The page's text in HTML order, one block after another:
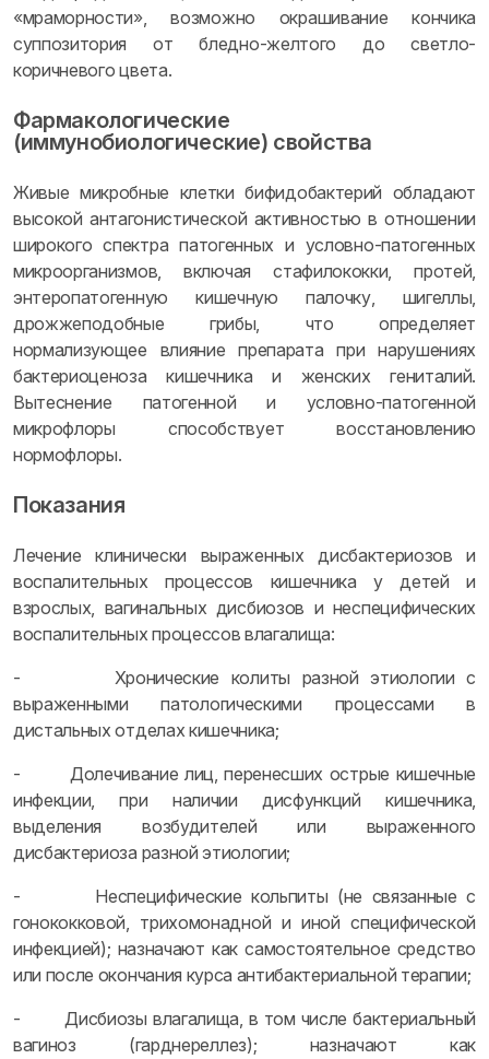
«мраморности», возможно окрашивание кончика
суппозитория от бледно-желтого до светло-
коричневого цвета.
Фармакологические
(иммунобиологические) свойства
Живые микробные клетки бифидобактерий обладают
высокой антагонистической активностью в отношении
широкого спектра патогенных и условно-патогенных
микроорганизмов, включая стафилококки, протей,
энтеропатогенную кишечную палочку, шигеллы,
дрожжеподобные грибы, что определяет
нормализующее влияние препарата при нарушениях
бактериоценоза кишечника и женских гениталий.
Вытеснение патогенной и условно-патогенной
микрофлоры способствует восстановлению
нормофлоры.
Показания
Лечение клинически выраженных дисбактериозов и
воспалительных процессов кишечника у детей и
взрослых, вагинальных дисбиозов и неспецифических
воспалительных процессов влагалища:
- Хронические колиты разной этиологии с
выраженными патологическими процессами в
дистальных отделах кишечника;
- Долечивание лиц, перенесших острые кишечные
инфекции, при наличии дисфункций кишечника,
выделения возбудителей или выраженного
дисбактериоза разной этиологии;
- Неспецифические кольпиты (не связанные с
гонококковой, трихомонадной и иной специфической
инфекцией); назначают как самостоятельное средство
или после окончания курса антибактериальной терапии;
- Дисбиозы влагалища, в том числе бактериальный
вагиноз (гарднереллез); назначают как